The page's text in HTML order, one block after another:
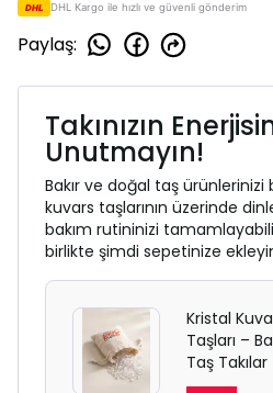
DHL DHL Kargo ile hızlı ve güvenli gönderim
Paylaş:
Takınızın
Unutmayın!
Bakır ve doğal taş ürünlerinizi
kuvars taşlarının üzerinde
bakım rutininizi
birlikte şimdi sepetinize
Kristal
Taşları –
Taş